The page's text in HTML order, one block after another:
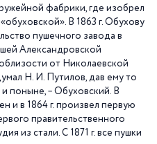
фабрики, где изобрел
В 1863 г. Обухову
пушечного завода в
Александровской
от Николаевской
Н. И. Путилов, дав ему то
поныне, – Обуховский. В
и в 1864 г. произвел первую
правительственного
из стали. С 1871 г. все пушки